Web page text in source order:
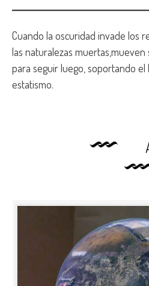
Cuando la oscuridad invade los
las naturalezas muertas,mueven
para seguir luego, soportando
estatismo.